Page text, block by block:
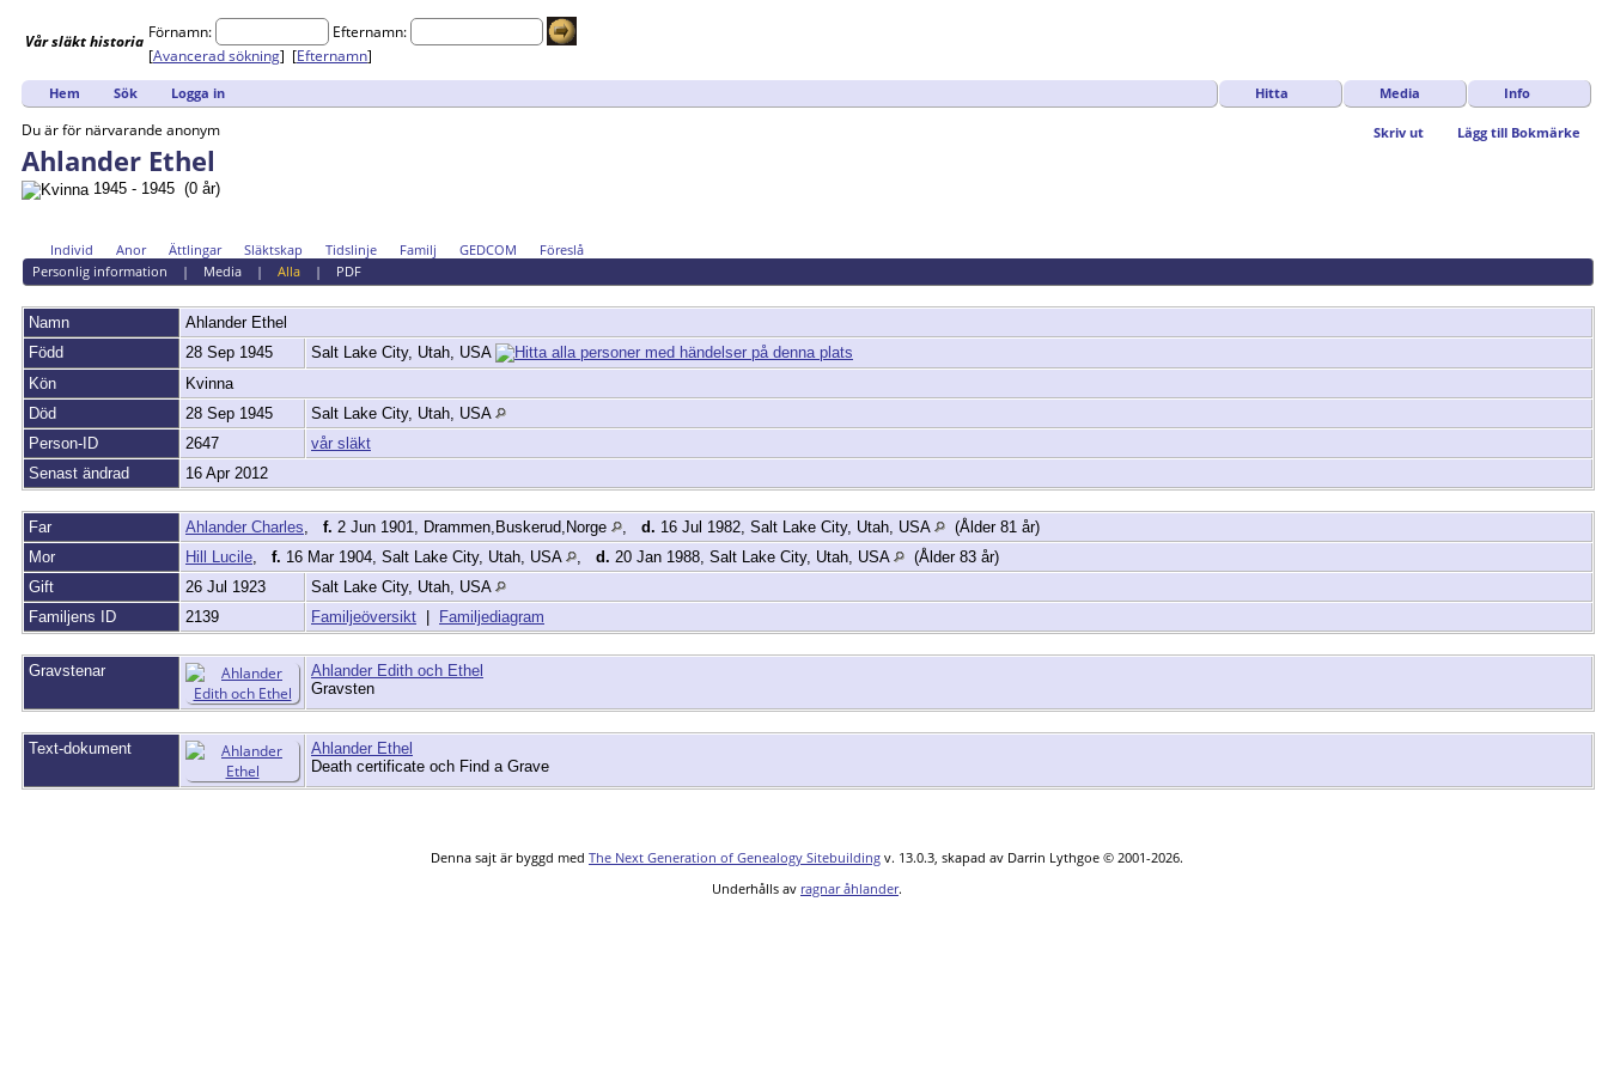
Vårsläkthistoria Förnamn:
Efternamn:
[Avancerad sökning] [Efternamn]
Hem Sök Logga in Hitta Media Info
Skriv ut Lägg till Bokmärke
Du är för närvarande anonym
Ahlander Ethel
1945 - 1945 (0 år)
Individ Anor Ättlingar Släktskap Tidslinje Familj GEDCOM
Föreslå
Personlig information | Media| Alla| PDF
Namn Ahlander Ethel
Född
28 Sep 1945
Salt Lake City, Utah, USA
Kön
Kvinna
Död
28 Sep 1945
Salt Lake City, Utah, USA
Person-ID
2647
vår släkt
Senast ändrad
16 Apr 2012
Far Ahlander Charles f. 2 Jun 1901, Drammen,Buskerud,Norge d. 16 Jul 1982, Salt Lake City, Utah, USA
(Ålder 81 år)
Mor
Hill Lucile f. 16 Mar 1904, Salt Lake City, Utah, USA d. 20 Jan 1988, Salt Lake City, Utah, USA
(Ålder 83 år)
Gift
26 Jul 1923
Salt Lake City, Utah, USA
Familjens ID
2139 Familjeöversikt | Familjediagram
Gravstenar
Ahlander Edith och Ethel
Gravsten
Text-dokument
Ahlander Ethel
Death certificate och Find a Grave
Denna sajt är byggd med The Next Generation of Genealogy Sitebuilding v. 13.0.3, skapad av Darrin Lythgoe © 2001-2026.
Underhålls av ragnar åhlander.